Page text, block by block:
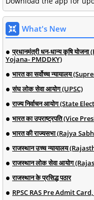
What's New
प्रधानमंत्री धन-धान्य कृषि
Yojana- PMDDKY)
भारत का सर्वोच्च न्यायालय
संघ लोक सेवा आयोग (UPSC)
राज्य निर्वाचन आयोग (State
भारत का उपराष्ट्रपति (Vice
भारत की राज्यसभा (Rajya
राजस्थान उच्च न्यायालय
राजस्थान लोक सेवा आयोग
राजस्थान के प्रसिद्ध पठार
RPSC RAS Pre Admit